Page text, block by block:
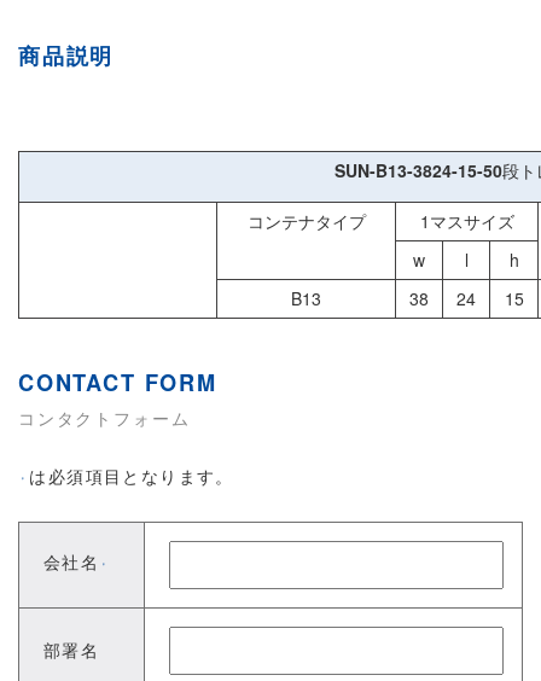
商品説明
SUN-B13-3824-15-50段ト
コンテナタイプ
1マスサイズ
w
l
h
B13
38 24 15
CONTACT FORM
コンタクトフォーム
※ は必須項目となります。
会社名 ※
部署名